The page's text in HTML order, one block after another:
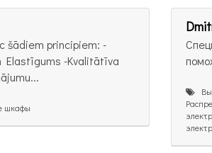
šādiem principiem: -
Elastīgums -Kvalitātīva
шкафы